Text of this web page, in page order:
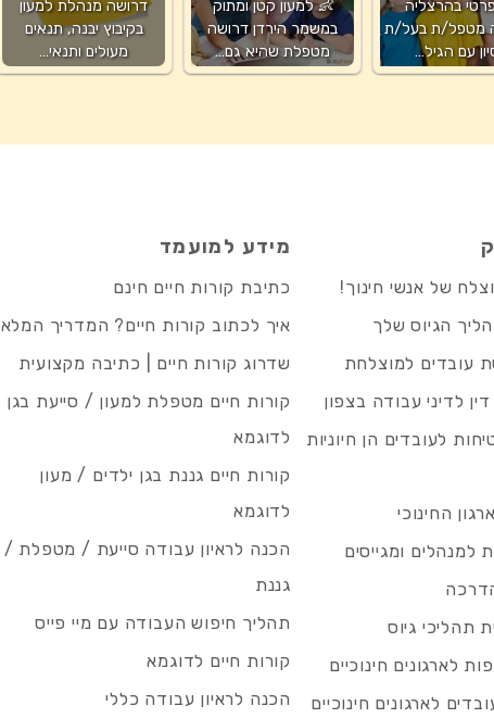
דרושה מנהלת למעון
בקיבוץ יבנה, תנאים
מעולים ותנאי…
👶 למעון קטן ומתוק
במשמר הירדן דרושה
מטפלת שהיא גם…
בהרצליה
מטפל/ת בעל/ת
עם הגיל…
של אנשי חינוך!
הגיוס שלך
עובדים למוצלחת
לדיני עבודה בצפון
לעובדים הן חיוניות
החינוכי
למנהלים ומגייסים
תהליכי גיוס
לארגונים חינוכיים
לארגונים חינוכיים
מידע למועמד
כתיבת קורות חיים חינם
איך לכתוב קורות חיים? המדריך המלא
שדרוג קורות חיים | כתיבה מקצועית
קורות חיים מטפלת למעון / סייעת בגן
לדוגמא
קורות חיים גננת בגן ילדים / מעון
לדוגמא
הכנה לראיון עבודה סייעת / מטפלת /
גננת
תהליך חיפוש העבודה עם מיי פייס
קורות חיים לדוגמא
הכנה לראיון עבודה כללי